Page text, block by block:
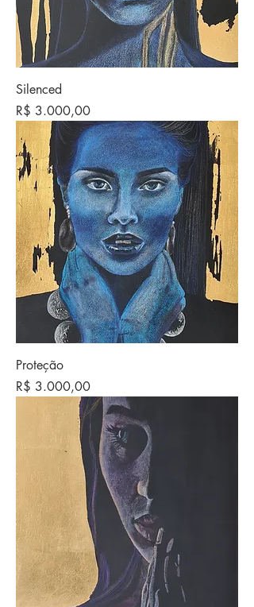
Silenced
Preço
R$ 3.000,00
Proteção
Preço
R$ 3.000,00